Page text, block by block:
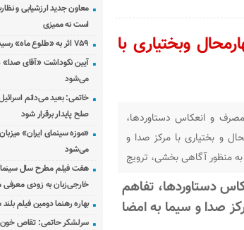
وبختیاری با
و انعکاس دستاوردها،
و بختیاری با مرکز صدا و
به منظور آگاهی بخشی، ترویج
نامه همکاری بین صنعت
دستاوردها، تفاهم
صدا و سیما به امضا
معاون جدید ارزشیابی و
است نه ممیزی
۷۵۹ اثر به «طلوع ماه» رسید
آیین نکوداشت «آقای صدا»
می‌شود
خاتمی: بعید می‌دانم
صلح پایدار برقرار شود
«موزه سینمای ایران»
می‌شود
هفت فیلم مطرح سال
خارجی‌زبان به زودی
بهاره رهنما دومین فیلم
سرلشکر حاتمی: تقاص خون